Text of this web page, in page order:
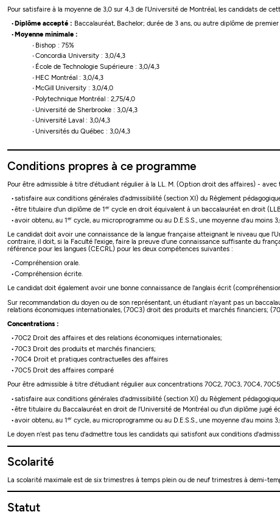
Pour satisfaire à la moyenne de 3,0 sur 4,3 de l’Université de Montréal, les candidats de
Diplôme accepté : Baccalauréat, Bachelor; durée de 3 ans, ou autre diplôme de
Moyenne minimale :
Bishop : 75%
Concordia University : 3,0/4,3
École de Technologie Supérieure : 3,0/4,3
HEC Montréal : 3,0/4,3
McGill University : 3,0/4,0
Polytechnique Montréal : 2,75/4,0
Université de Sherbrooke : 3,0/4,3
Université Laval : 3,0/4,3
Universités du Québec : 3,0/4,3
Conditions propres à ce programme
Pour être admissible à titre d'étudiant régulier à la LL. M. (Option droit des affaires) -
satisfaire aux conditions générales d'admissibilité (section XI) du Règlement
être titulaire d'un diplôme de 1ercycle en droit équivalent à un baccalauréat en droit
avoir obtenu, au 1ercycle, au microprogramme ou au D.E.S.S., une moyenne d'au moins
Le candidat doit avoir une connaissance de la langue française atteignant le niveau que
contraire, il doit, si la Faculté l'exige, faire la preuve d'une connaissance suffisante du
référence pour les langues (CECRL) pour les deux compétences suivantes :
Compréhension orale.
Compréhension écrite.
Le candidat doit également avoir une bonne connaissance de l'anglais écrit
Sur recommandation du doyen ou de son représentant, un étudiant n'ayant pas un
relations économiques internationales, (70C3) droit des produits et marchés financiers;
Concentrations :
70C2 Droit des affaires et des relations économiques internationales;
70C3 Droit des produits et marchés financiers;
70C4 Droit et pratiques contractuelles des affaires
70C5 Droit des affaires comparé
Pour être admissible à titre d'étudiant régulier aux concentrations 70C2, 70C3, 70C4,
satisfaire aux conditions générales d'admissibilité (section XI) du Règlement
être titulaire du Baccalauréat en droit de l'Université de Montréal ou d'un diplôme jugé
avoir obtenu, au 1 ercycle, au microprogramme ou au D.E.S.S., une moyenne d'au moins
Le doyen n'est pas tenu d'admettre tous les candidats qui satisfont aux conditions
Scolarité
La scolarité maximale est de six trimestres à temps plein ou de neuf trimestres à demi-
Statut